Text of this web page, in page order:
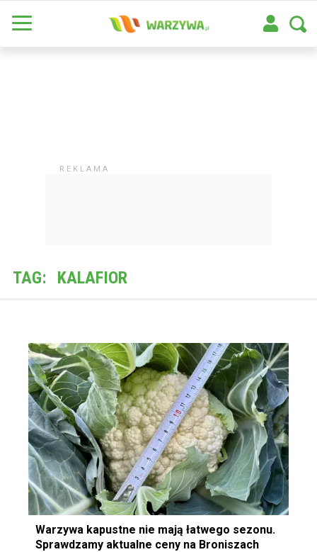
TAG: KALAFIOR
Warzywa kapustne nie mają łatwego sezonu.
Sprawdzamy aktualne ceny na Broniszach